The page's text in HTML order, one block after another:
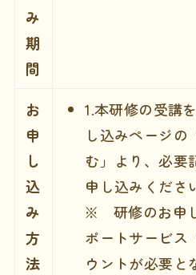
み
期
間
お
申
し
込
み
方
法
1.本研修の受講
し込みページの
む」より、必要
申し込みくださ
※ 研修のお申
ポートサービス
ウントが必要と